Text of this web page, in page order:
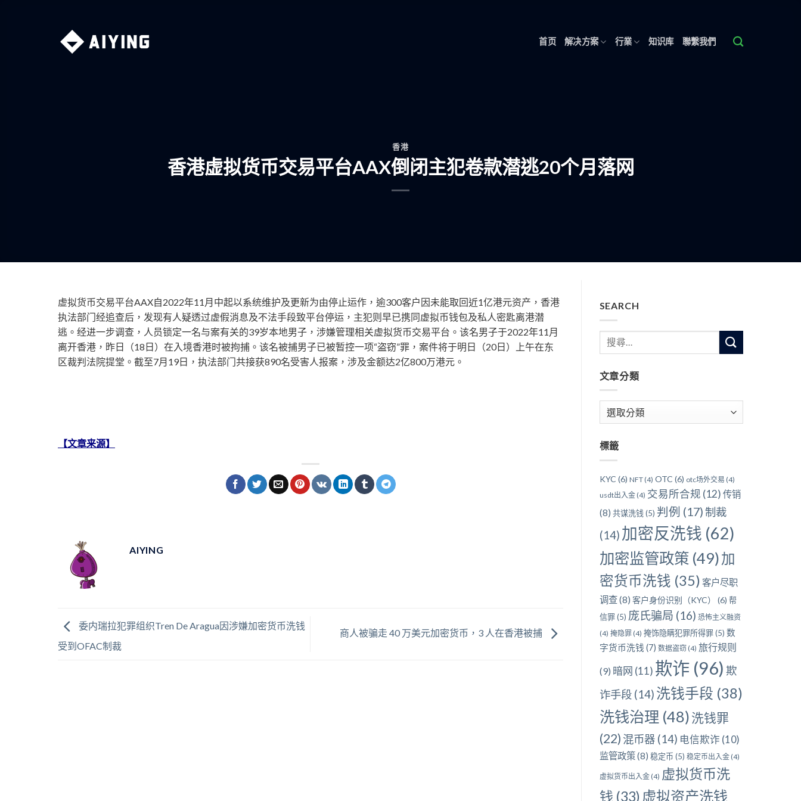
首页 解决方案 行業 知识库 聯繫我們
香港
香港虚拟货币交易平台AAX倒闭主犯卷款潜逃20个月落网
虚拟货币交易平台AAX自2022年11月中起以系统维护及更新为由停止运作，逾300客户因未能取回近1亿港元资产，香港
执法部门经追查后，发现有人疑透过虚假消息及不法手段致平台停运，主犯则早已携同虚拟币钱包及私人密匙离港潜
逃。经进一步调查，人员锁定一名与案有关的39岁本地男子，涉嫌管理相关虚拟货币交易平台。该名男子于2022年11月
离开香港，昨日（18日）在入境香港时被拘捕。该名被捕男子已被暂控一项“盗窃”罪，案件将于明日（20日）上午在东
区裁判法院提堂。截至7月19日，执法部门共接获890名受害人报案，涉及金额达2亿800万港元。
【文章来源】
AIYING
委内瑞拉犯罪组织Tren De Aragua因涉嫌加密货币洗钱
受到OFAC制裁
商人被骗走 40 万美元加密货币，3 人在香港被捕
SEARCH
文章分類
章
類
標籤
KYC (6) NFT(4) OTC (6) otc场外交易 (4)
usdt出入金(4) 交易所合规 (12) 传销
(8) 共谋洗钱(5) 判例 (17)制裁
(14) 加密反洗钱 (62)
加密监管政策(49)加
密货币洗钱 (35) 客户尽职
调查(8) 客户身份识别（KYC） (6) 帮
信罪(5) 庞氏骗局 (16) 恐怖主义融资
(4) 掩隐罪(4) 掩饰隐瞒犯罪所得罪(5) 数
字货币洗钱 (7) 数据盗窃(4) 旅行规则
(9) 暗网 (11) 欺诈(96) 欺
诈手段(14) 洗钱手段 (38)
洗钱治理 (48) 洗钱罪
(22) 混币器(14) 电信欺诈 (10)
监管政策(8) 稳定币 (5) 稳定币出入金(4)
虚拟货币出入金(4) 虚拟货币洗
钱 (33) 虚拟资产洗钱